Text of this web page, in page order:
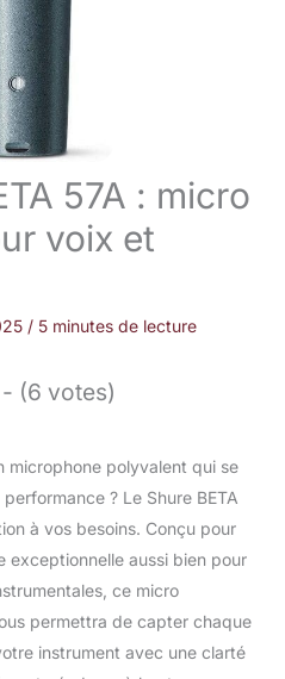
57A : micro
voix et
/ 5 minutes de lecture
(6 votes)
microphone polyvalent qui se
? Le Shure BETA
à vos besoins. Conçu pour
exceptionnelle aussi bien pour
ce micro
permettra de capter chaque
instrument avec une clarté